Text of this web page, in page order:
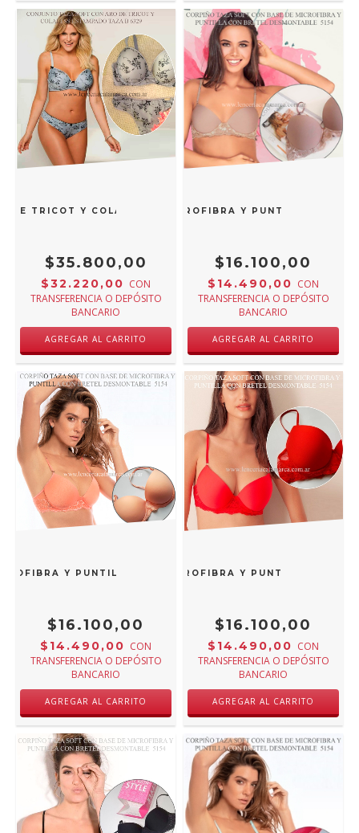
DE TRICOT Y COLALESS GRIS ESTAMPADO TAZA B 6329GB
$35.800,00
$32.220,00 CON
TRANSFERENCIA O DEPÓSITO
BANCARIO
AGREGAR AL CARRITO
TAZA SOFT CON BASE DE MICROFIBRA Y PUNTILLA CON
$16.100,00
$14.490,00 CON
TRANSFERENCIA O DEPÓSITO
BANCARIO
AGREGAR AL CARRITO
Y PUNTILLA CON BRETEL DESMONTABLE SALMON
$16.100,00
$14.490,00 CON
TRANSFERENCIA O DEPÓSITO
BANCARIO
AGREGAR AL CARRITO
TAZA SOFT CON BASE DE MICROFIBRA Y PUNTILLA CON
$16.100,00
$14.490,00 CON
TRANSFERENCIA O DEPÓSITO
BANCARIO
AGREGAR AL CARRITO